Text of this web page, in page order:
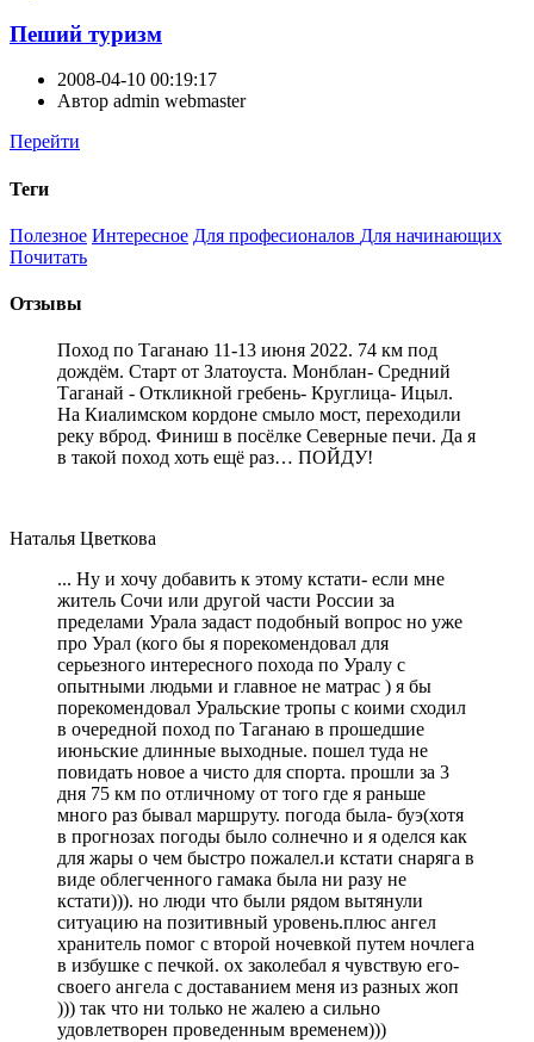
Пеший туризм
2008-04-10 00:19:17
Автор admin webmaster
Перейти
Теги
Полезное Интересное Для професионалов Для начинающих
Почитать
Отзывы
Поход по Таганаю 11-13 июня 2022. 74 км под
дождём. Старт от Златоуста. Монблан- Средний
Таганай - Откликной гребень- Круглица- Ицыл.
На Киалимском кордоне смыло мост, переходили
реку вброд. Финиш в посёлке Северные печи. Да я
в такой поход хоть ещё раз… ПОЙДУ!
Наталья Цветкова
... Ну и хочу добавить к этому кстати- если мне
житель Сочи или другой части России за
пределами Урала задаст подобный вопрос но уже
про Урал (кого бы я порекомендовал для
серьезного интересного похода по Уралу с
опытными людьми и главное не матрас ) я бы
порекомендовал Уральские тропы с коими сходил
в очередной поход по Таганаю в прошедшие
июньские длинные выходные. пошел туда не
повидать новое а чисто для спорта. прошли за 3
дня 75 км по отличному от того где я раньше
много раз бывал маршруту. погода была- буэ(хотя
в прогнозах погоды было солнечно и я оделся как
для жары о чем быстро пожалел.и кстати снаряга в
виде облегченного гамака была ни разу не
кстати))). но люди что были рядом вытянули
ситуацию на позитивный уровень.плюс ангел
хранитель помог с второй ночевкой путем ночлега
в избушке с печкой. ох заколебал я чувствую его-
своего ангела с доставанием меня из разных жоп
))) так что ни только не жалею а сильно
удовлетворен проведенным временем)))